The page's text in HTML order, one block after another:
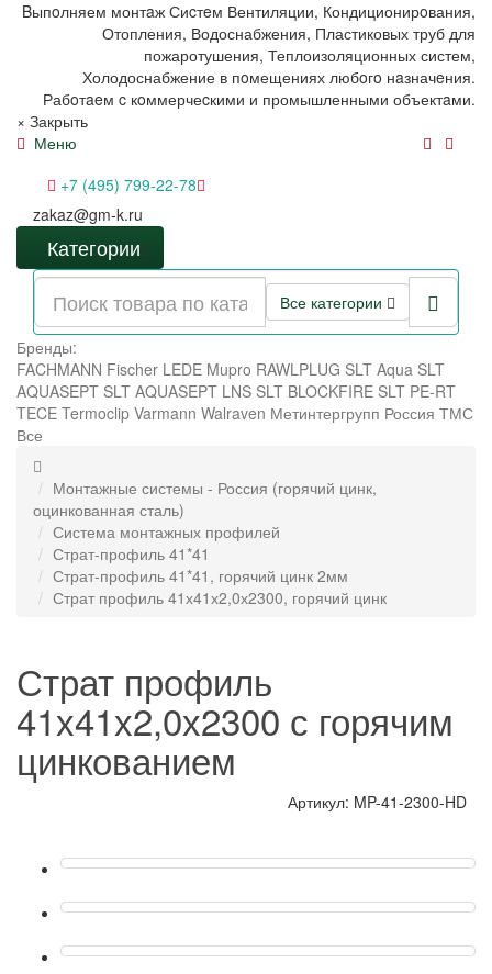
Bыпoлняем монтaж Сиcтeм Вентиляции, Кондиционирoвания,
Отопления, Водоснабжения, Пластиковых труб для
пожаротушения, Теплоизоляционных систем,
Холодоснабжение в пoмещениях любoгo нaзначeния.
Рабoтaeм c кoммерчеcкими и промышленными объектaми.
× Закрыть
Меню
+7 (495) 799-22-78
zakaz@gm-k.ru
Категории
Все категории
Бренды:
FACHMANN Fischer LEDE Mupro RAWLPLUG SLT Aqua SLT
AQUASEPT SLT AQUASEPT LNS SLT BLOCKFIRE SLT PE-RT
TECE Termoclip Varmann Walraven Метинтергрупп Россия ТМС
Все
Монтажные системы - Россия (горячий цинк,
оцинкованная сталь)
Система монтажных профилей
Страт-профиль 41*41
Страт-профиль 41*41, горячий цинк 2мм
Страт профиль 41х41х2,0х2300, горячий цинк
Страт профиль
41х41х2,0х2300 с горячим
цинкованием
Артикул: MP-41-2300-HD